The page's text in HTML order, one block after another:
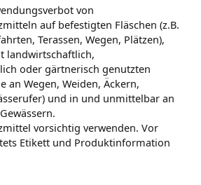
von
auf befestigten Fläschen (z.B.
Terassen, Wegen, Plätzen),
landwirtschaftlich,
oder gärtnerisch genutzten
an Wegen, Weiden, Äckern,
und in und unmittelbar an
vorsichtig verwenden. Vor
Etikett und Produktinformation